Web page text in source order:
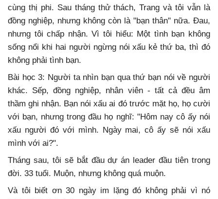
cùng thị phi. Sau tháng thử thách, Trang và tôi vẫn là
đồng nghiệp, nhưng không còn là "bạn thân" nữa. Đau,
nhưng tôi chấp nhận. Vì tôi hiểu: Một tình bạn không
sống nổi khi hai người ngừng nói xấu kẻ thứ ba, thì đó
không phải tình bạn.
Bài học 3: Người ta nhìn bạn qua thứ bạn nói về người
khác. Sếp, đồng nghiệp, nhân viên - tất cả đều âm
thầm ghi nhận. Bạn nói xấu ai đó trước mặt họ, họ cười
với bạn, nhưng trong đầu họ nghĩ: "Hôm nay cô ấy nói
xấu người đó với mình. Ngày mai, cô ấy sẽ nói xấu
mình với ai?".
Tháng sau, tôi sẽ bắt đầu dự án leader đầu tiên trong
đời. 33 tuổi. Muộn, nhưng không quá muộn.
Và tôi biết ơn 30 ngày im lặng đó không phải vì nó